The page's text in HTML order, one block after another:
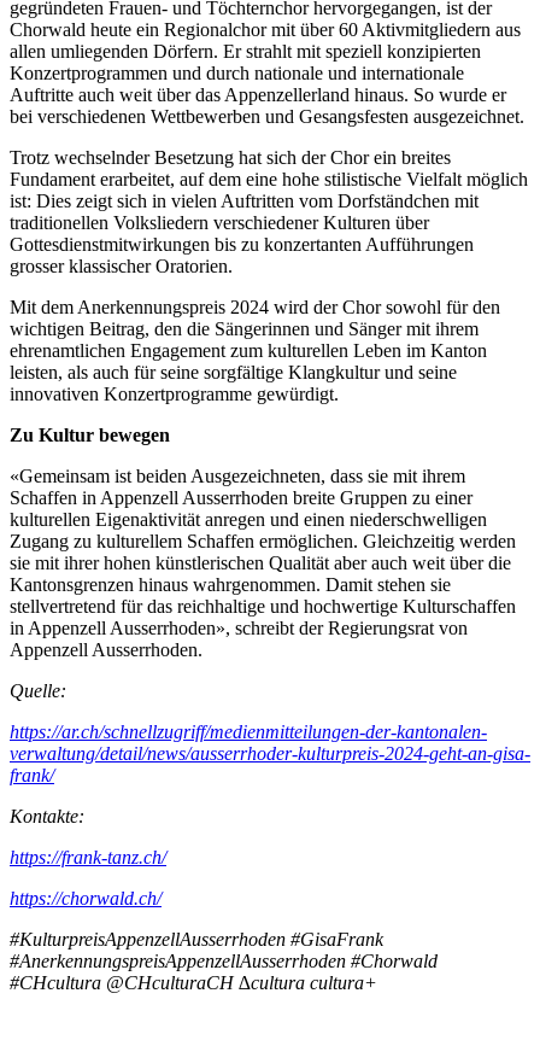
gegründeten Frauen- und Töchternchor hervorgegangen, ist der
Chorwald heute ein Regionalchor mit über 60 Aktivmitgliedern aus
allen umliegenden Dörfern. Er strahlt mit speziell konzipierten
Konzertprogrammen und durch nationale und internationale
Auftritte auch weit über das Appenzellerland hinaus. So wurde er
bei verschiedenen Wettbewerben und Gesangsfesten ausgezeichnet.
Trotz wechselnder Besetzung hat sich der Chor ein breites
Fundament erarbeitet, auf dem eine hohe stilistische Vielfalt möglich
ist: Dies zeigt sich in vielen Auftritten vom Dorfständchen mit
traditionellen Volksliedern verschiedener Kulturen über
Gottesdienstmitwirkungen bis zu konzertanten Aufführungen
grosser klassischer Oratorien.
Mit dem Anerkennungspreis 2024 wird der Chor sowohl für den
wichtigen Beitrag, den die Sängerinnen und Sänger mit ihrem
ehrenamtlichen Engagement zum kulturellen Leben im Kanton
leisten, als auch für seine sorgfältige Klangkultur und seine
innovativen Konzertprogramme gewürdigt.
Zu Kultur bewegen
«Gemeinsam ist beiden Ausgezeichneten, dass sie mit ihrem
Schaffen in Appenzell Ausserrhoden breite Gruppen zu einer
kulturellen Eigenaktivität anregen und einen niederschwelligen
Zugang zu kulturellem Schaffen ermöglichen. Gleichzeitig werden
sie mit ihrer hohen künstlerischen Qualität aber auch weit über die
Kantonsgrenzen hinaus wahrgenommen. Damit stehen sie
stellvertretend für das reichhaltige und hochwertige Kulturschaffen
in Appenzell Ausserrhoden», schreibt der Regierungsrat von
Appenzell Ausserrhoden.
Quelle:
https://ar.ch/schnellzugriff/medienmitteilungen-der-kantonalen-
verwaltung/detail/news/ausserrhoder-kulturpreis-2024-geht-an-gisa-
frank/
Kontakte:
https://frank-tanz.ch/
https://chorwald.ch/
#KulturpreisAppenzellAusserrhoden #GisaFrank
#AnerkennungspreisAppenzellAusserrhoden #Chorwald
#CHcultura @CHculturaCH ∆cultura cultura+